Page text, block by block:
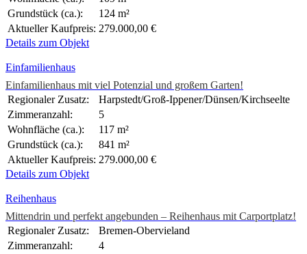
Grundstück (ca.):
124 m²
Aktueller Kaufpreis: 279.000,00 €
Details zum Objekt
Einfamilienhaus
Einfamilienhaus mit viel Potenzial und großem Garten!
Regionaler Zusatz:
Harpstedt/Groß-Ippener/Dünsen/Kirchseelte
Zimmeranzahl:
5
Wohnfläche (ca.):
117 m²
Grundstück (ca.):
841 m²
Aktueller Kaufpreis: 279.000,00 €
Details zum Objekt
Reihenhaus
Mittendrin und perfekt angebunden – Reihenhaus mit Carportplatz!
Regionaler Zusatz:
Bremen-Obervieland
Zimmeranzahl:
4